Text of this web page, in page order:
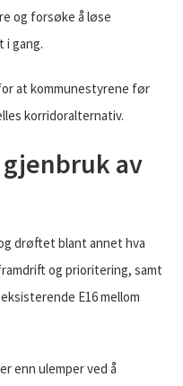
og forsøke å løse
i gang.
at kommunestyrene før
korridoralternativ.
av
drøftet blant annet hva
og prioritering, samt
E16 mellom
enn ulemper ved å